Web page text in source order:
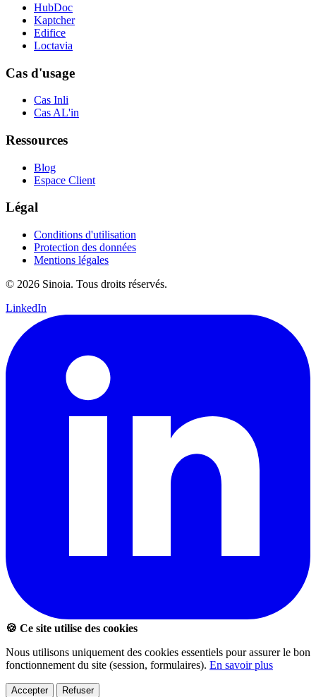
HubDoc
Kaptcher
Edifice
Loctavia
Cas d'usage
Cas Inli
Cas AL'in
Ressources
Blog
Espace Client
Légal
Conditions d'utilisation
Protection des données
Mentions légales
© 2026 Sinoia. Tous droits réservés.
LinkedIn
🍪 Ce site utilise des cookies
Nous utilisons uniquement des cookies essentiels pour assurer le bon
fonctionnement du site (session, formulaires). En savoir plus
Accepter Refuser